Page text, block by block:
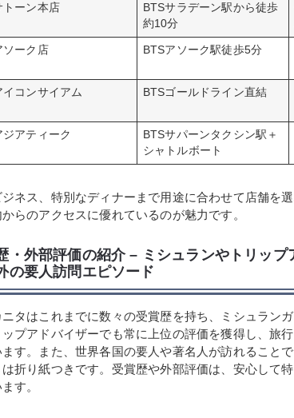
トーン本店
BTSサラデーン駅から徒歩
約10分
ソーク店 BTSアソーク駅徒歩5分
イコンサイアム BTSゴールドライン直結
ジアティーク
BTSサパーンタクシン駅＋
シャトルボート
ネス、特別なディナーまで用途に合わせて店舗を
らのアクセスに優れているのが魅力です。
・外部評価の紹介 – ミシュランやトリップ
の要人訪問エピソード
タはこれまでに数々の受賞歴を持ち、ミシュラン
プアドバイザーでも常に上位の評価を獲得し、旅
ます。また、世界各国の要人や著名人が訪れること
は折り紙つきです。受賞歴や外部評価は、安心して
す。